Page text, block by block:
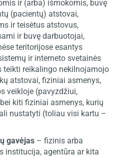
ir (arba) išmokomis, buvę
(pacientų) atstovai,
ir teisėtus atstovus,
ir buvę darbuotojai,
teritorijose esantys
ir interneto svetainės
teikti reikalingo nekilnojamojo
atstovai, fiziniai asmenys,
veikloje (pavyzdžiui,
kiti fiziniai asmenys, kurių
nustatyti (toliau visi kartu –
gavėjas – fizinis arba
institucija, agentūra ar kita